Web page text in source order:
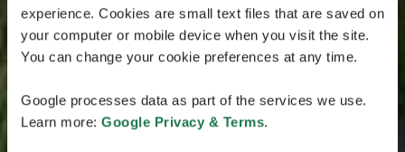
experience. Cookies are small text files that are saved on
your computer or mobile device when you visit the site.
You can change your cookie preferences at any time.
Google processes data as part of the services we use.
Learn more: Google Privacy & Terms.